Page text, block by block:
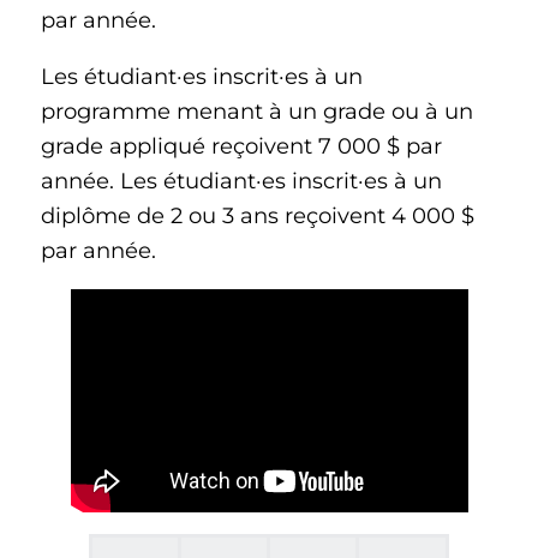
par année.
Les étudiant·es inscrit·es à un
programme menant à un grade ou à un
grade appliqué reçoivent 7 000 $ par
année. Les étudiant·es inscrit·es à un
diplôme de 2 ou 3 ans reçoivent 4 000 $
par année.